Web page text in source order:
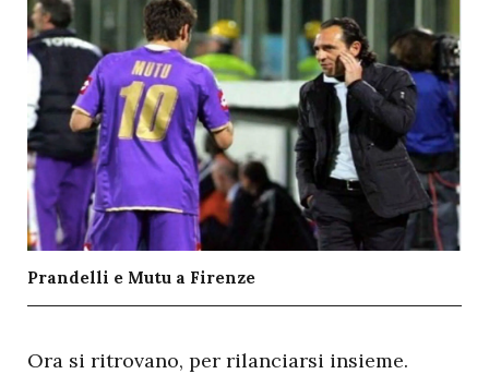
Prandelli e Mutu a Firenze
Ora si ritrovano, per rilanciarsi insieme.